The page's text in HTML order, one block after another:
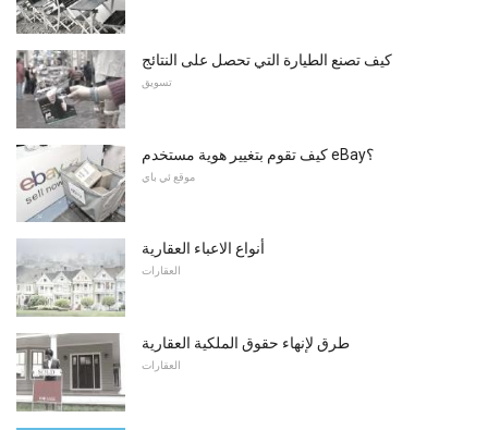
كيف تصنع الطيارة التي تحصل على النتائج
تسويق
كيف تقوم بتغيير هوية مستخدم eBay؟
موقع ئي باي
أنواع الاعباء العقارية
العقارات
طرق لإنهاء حقوق الملكية العقارية
العقارات